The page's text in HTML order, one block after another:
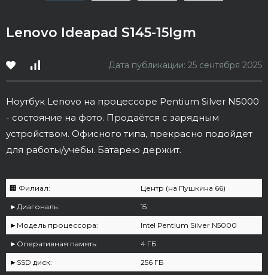
Lenovo Ideapad S145-15Igm
Дата публикации: 25 сентября 2025
Ноутбук Lenovo на процессоре Pentium Silvеr N5000
- состояние на фото. Продаётся с зарядным
устройством. Офисного типа, прекрасно подойдет
для работы/учебы. Батарею держит.
🏢 Филиал: Центр (на Пушкина 66)
►Диагональ: 15
►Модель процессора: Intel Pentium Silvеr N5000
►Оперативная память: 4 ГБ
►SSD диск: 256 ГБ